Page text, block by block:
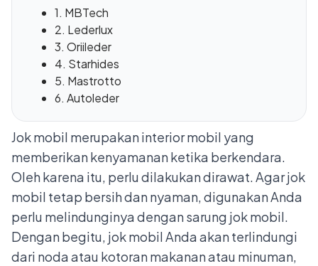
1. MBTech
2. Lederlux
3. Oriileder
4. Starhides
5. Mastrotto
6. Autoleder
Jok mobil merupakaninterior mobil yang
memberikan kenyamanan ketika berkendara.
Oleh karena itu, perlu dilakukan dirawat. Agar jok
mobil tetap bersih dan nyaman, digunakan Anda
perlu melindunginya dengan sarung jok mobil.
Dengan begitu, jok mobil Anda akan terlindungi
dari noda atau kotoran makanan atau minuman,